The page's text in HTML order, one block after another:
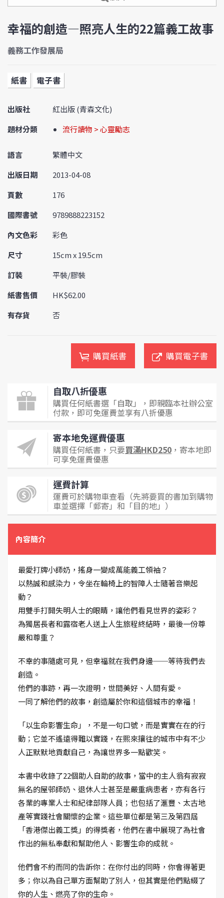
幸福的創造—照亮人生的22篇義工故事
義務工作發展局
紙書 電子書
出版社
紅出版 (青森文化)
題材分類
流行讀物 > 心靈勵志
語言
繁體中文
出版日期
2013-04-08
頁數
176
國際書號
9789888223152
內文色彩
彩色
尺寸
15cm x 19.5cm
訂裝
平裝/膠裝
紙書售價
HK$62.00
有存貨
否
購買紙書 購買電子書
自取八折優惠
購買任何紙書選「自取」，即親臨本社辦公室
付款，即可免運費並享有八折優惠
寄本地免運費優惠
購買任何紙書，只要買滿HKD250 ，寄本地即
可享免運費優惠
運費計算
運費可於購物車查看（先將要買的書加到購物
車並選擇「郵寄」和「目的地」）
內容簡介
最愛打牌小師奶，搖身一變成萬能義工領袖？
以熱誠和感染力，令坐在輪椅上的智障人士隨著音樂起
動？
用雙手打開失明人士的眼睛，讓他們看見世界的姿彩？
為獨居長者和露宿老人送上人生旅程終結時，最後一份尊
嚴和尊重？
不幸的事隨處可見，但幸福就在我們身邊──等待我們去
創造。
他們的事跡，再一次證明，世間美好、人間有愛。
一同了解他們的故事，創造屬於你和這個城市的幸福！
「以生命影響生命」，不是一句口號，而是實實在在的行
動；它並不遙遠得難以實踐，在熙來攘往的城市中有不少
人正默默地貢獻自己，為讓世界多一點歡笑。
本書中收錄了22個助人自助的故事，當中的主人翁有寂寂
無名的屋邨師奶、退休人士甚至是嚴重病患者，亦有各行
各業的專業人士和紀律部隊人員；也包括了滙豐、太古地
產等實踐社會關懷的企業。這些單位都是第三及第四屆
「香港傑出義工獎」的得獎者，他們在書中展現了為社會
作出的無私奉獻和幫助他人、影響生命的成就。
他們會不約而同的告訴你：在你付出的同時，你會得著更
多；你以為自己單方面幫助了別人，但其實是他們點綴了
你的人生、燃亮了你的生命。